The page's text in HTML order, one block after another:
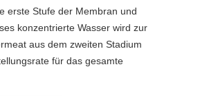
erste Stufe der Membran und
konzentrierte Wasser wird zur
aus dem zweiten Stadium
für das gesamte